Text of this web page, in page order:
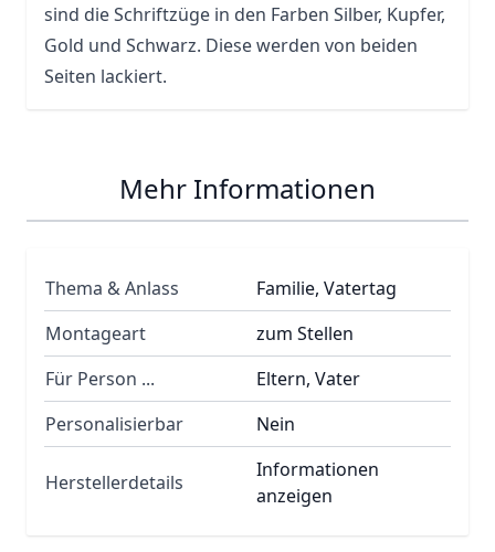
sind die Schriftzüge in den Farben Silber, Kupfer,
Gold und Schwarz. Diese werden von beiden
Seiten lackiert.
Mehr Informationen
Thema & Anlass
Familie, Vatertag
Montageart
zum Stellen
Für Person ...
Eltern, Vater
Personalisierbar
Nein
Herstellerdetails
Informationen
anzeigen